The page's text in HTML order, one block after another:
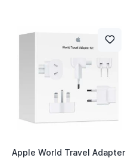
Apple World Travel Adapter